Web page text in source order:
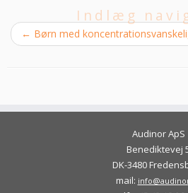
Indlæg
← Børn med
Audinor ApS
Benediktevej
DK-3480
mail: